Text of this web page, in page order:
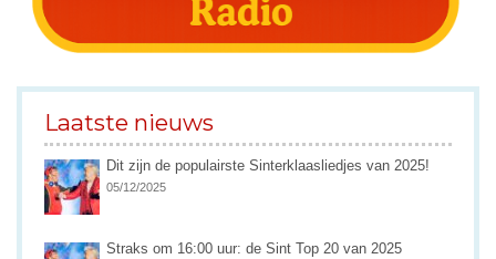
Laatste nieuws
Dit zijn de populairste Sinterklaasliedjes van 2025!
05/12/2025
Straks om 16:00 uur: de Sint Top 20 van 2025